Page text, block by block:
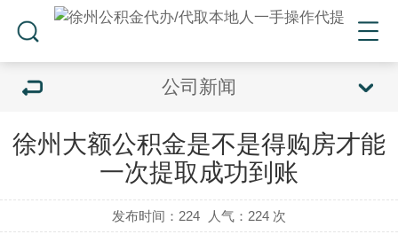
公司新闻
徐州大额公积金是不是得购房才能
一次提取成功到账
发布时间：224 人气： 224 次